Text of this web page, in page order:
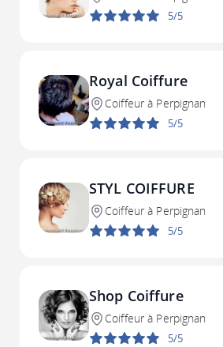
5/5
Royal Coiffure
Coiffeur à Perpignan
5/5
STYL COIFFURE
Coiffeur à Perpignan
5/5
Shop Coiffure
Coiffeur à Perpignan
5/5